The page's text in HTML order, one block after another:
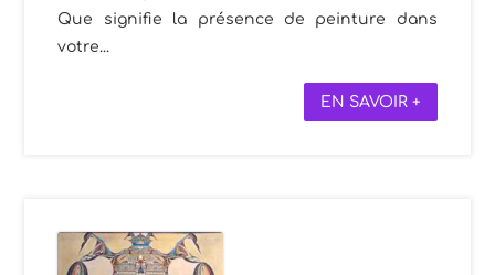
Que signifie la présence de peinture dans
votre...
EN SAVOIR +